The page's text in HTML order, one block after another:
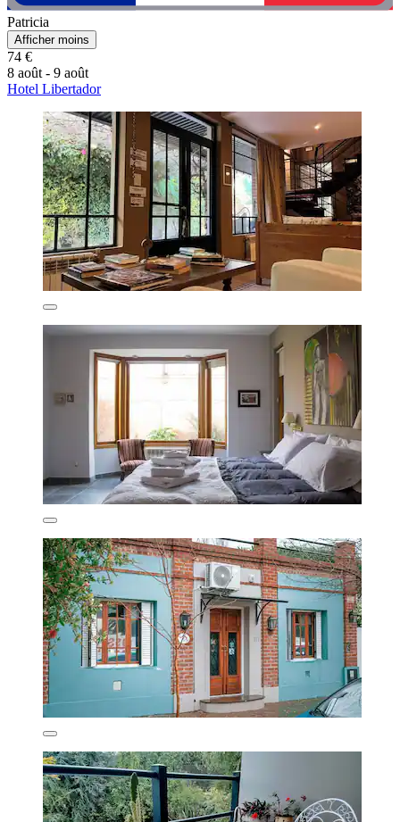
Patricia
Afficher moins
74 €
8 août - 9 août
Hotel Libertador